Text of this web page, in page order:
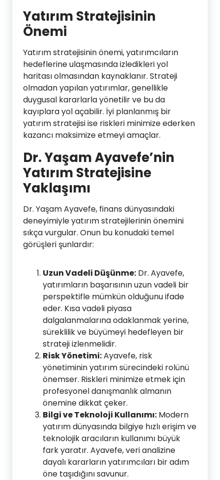
Yatırım Stratejisinin
Önemi
Yatırım stratejisinin önemi, yatırımcıların
hedeflerine ulaşmasında izledikleri yol
haritası olmasından kaynaklanır. Strateji
olmadan yapılan yatırımlar, genellikle
duygusal kararlarla yönetilir ve bu da
kayıplara yol açabilir. İyi planlanmış bir
yatırım stratejisi ise riskleri minimize ederken
kazancı maksimize etmeyi amaçlar.
Dr. Yaşam Ayavefe’nin
Yatırım Stratejisine
Yaklaşımı
Dr. Yaşam Ayavefe, finans dünyasındaki
deneyimiyle yatırım stratejilerinin önemini
sıkça vurgular. Onun bu konudaki temel
görüşleri şunlardır:
Uzun Vadeli Düşünme: Dr. Ayavefe,
yatırımların başarısının uzun vadeli bir
perspektifle mümkün olduğunu ifade
eder. Kısa vadeli piyasa
dalgalanmalarına odaklanmak yerine,
süreklilik ve büyümeyi hedefleyen bir
strateji izlenmelidir.
Risk Yönetimi:Ayavefe, risk
yönetiminin yatırım sürecindeki rolünü
önemser. Riskleri minimize etmek için
profesyonel danışmanlık almanın
önemine dikkat çeker.
Bilgi ve Teknoloji Kullanımı: Modern
yatırım dünyasında bilgiye hızlı erişim ve
teknolojik aracıların kullanımı büyük
fark yaratır. Ayavefe, veri analizine
dayalı kararların yatırımcıları bir adım
öne taşıdığını savunur.